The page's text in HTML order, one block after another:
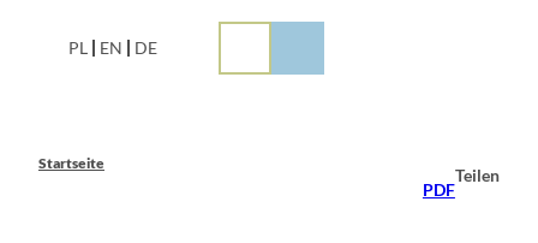
PL EN DE
Startseite
PDF
Teilen